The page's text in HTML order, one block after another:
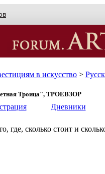
в искусство >
Троица", ТРОЕВЗОР
Дневники
где, сколько стоит и